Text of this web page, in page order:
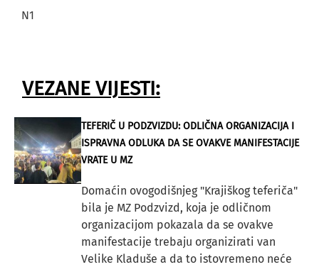
N1
VEZANE VIJESTI:
TEFERIČ U PODZVIZDU: ODLIČNA ORGANIZACIJA I
ISPRAVNA ODLUKA DA SE OVAKVE MANIFESTACIJE
VRATE U MZ
Domaćin ovogodišnjeg "Krajiškog teferiča"
bila je MZ Podzvizd, koja je odličnom
organizacijom pokazala da se ovakve
manifestacije trebaju organizirati van
Velike Kladuše a da to istovremeno neće